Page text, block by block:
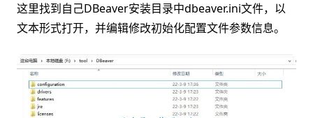
这里找到自己DBeaver安装目录中dbeaver.ini文件，以
文本形式打开，并编辑修改初始化配置文件参数信息。